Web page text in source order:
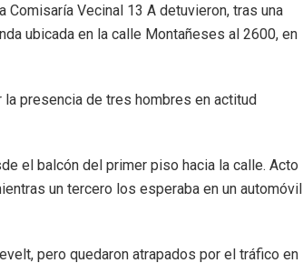
Vecinal 13 A detuvieron, tras una
ubicada en la calle Montañeses al 2600, en
presencia de tres hombres en actitud
el balcón del primer piso hacia la calle. Acto
un tercero los esperaba en un automóvil
pero quedaron atrapados por el tráfico en